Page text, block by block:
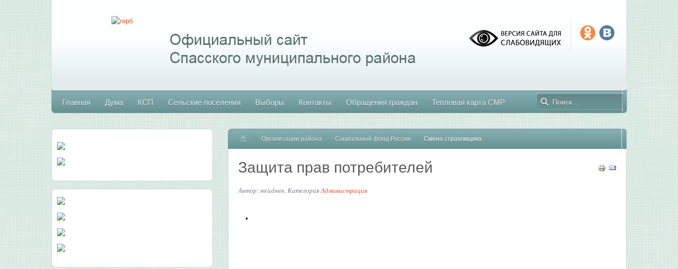
Главная Дума КСП Сельские поселения Выборы Контакты Обращения граждан Тепловая карта СМР
Главная
Организации района Социальный фонд России Смена страховщика
Защита прав потребителей
Автор: mradmin. КатегорияАдминистрация